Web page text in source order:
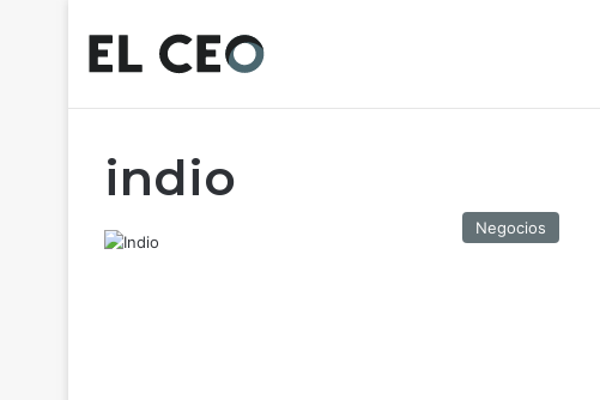
indio
Negocios